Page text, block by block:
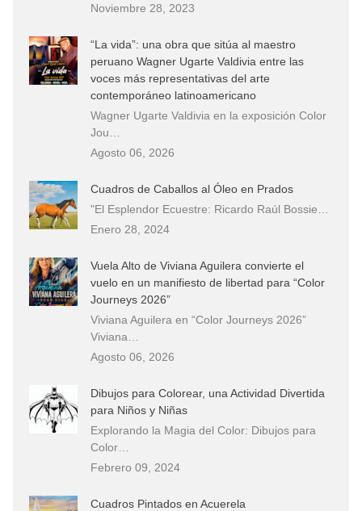
Noviembre 28, 2023
“La vida”: una obra que sitúa al maestro
peruano Wagner Ugarte Valdivia entre las
voces más representativas del arte
contemporáneo latinoamericano
Wagner Ugarte Valdivia en la exposición Color
Jou…
Agosto 06, 2026
Cuadros de Caballos al Óleo en Prados
"El Esplendor Ecuestre: Ricardo Raúl Bossie…
Enero 28, 2024
Vuela Alto de Viviana Aguilera convierte el
vuelo en un manifiesto de libertad para “Color
Journeys 2026”
Viviana Aguilera en “Color Journeys 2026”
Viviana…
Agosto 06, 2026
Dibujos para Colorear, una Actividad Divertida
para Niños y Niñas
Explorando la Magia del Color: Dibujos para
Color…
Febrero 09, 2024
Cuadros Pintados en Acuerela